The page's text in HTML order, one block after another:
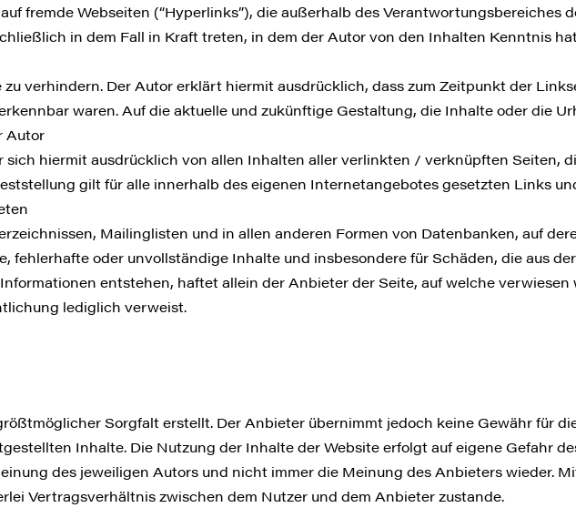
fremde Webseiten (“Hyperlinks”), die außerhalb des Verantwortungsbereiches
in dem Fall in Kraft treten, in dem der Autor von den Inhalten Kenntnis
verhindern. Der Autor erklärt hiermit ausdrücklich, dass zum Zeitpunkt der
waren. Auf die aktuelle und zukünftige Gestaltung, die Inhalte oder die
Autor
sich hiermit ausdrücklich von allen Inhalten aller verlinkten / verknüpften Seiten,
gilt für alle innerhalb des eigenen Internetangebotes gesetzten Links
Mailinglisten und in allen anderen Formen von Datenbanken, auf
fehlerhafte oder unvollständige Inhalte und insbesondere für Schäden, die aus
entstehen, haftet allein der Anbieter der Seite, auf welche verwiesen
lediglich verweist.
Sorgfalt erstellt. Der Anbieter übernimmt jedoch keine Gewähr für
Inhalte. Die Nutzung der Inhalte der Website erfolgt auf eigene Gefahr
des jeweiligen Autors und nicht immer die Meinung des Anbieters wieder.
Vertragsverhältnis zwischen dem Nutzer und dem Anbieter zustande.